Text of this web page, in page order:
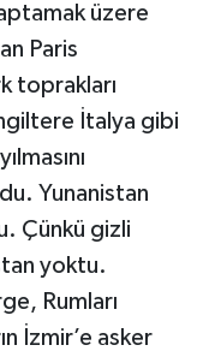
üzere
Paris
toprakları
İtalya gibi
Yunanistan
Çünkü gizli
yoktu.
Rumları
İzmir’e asker